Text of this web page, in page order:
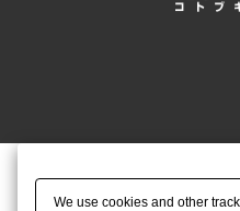
We use cookies and other